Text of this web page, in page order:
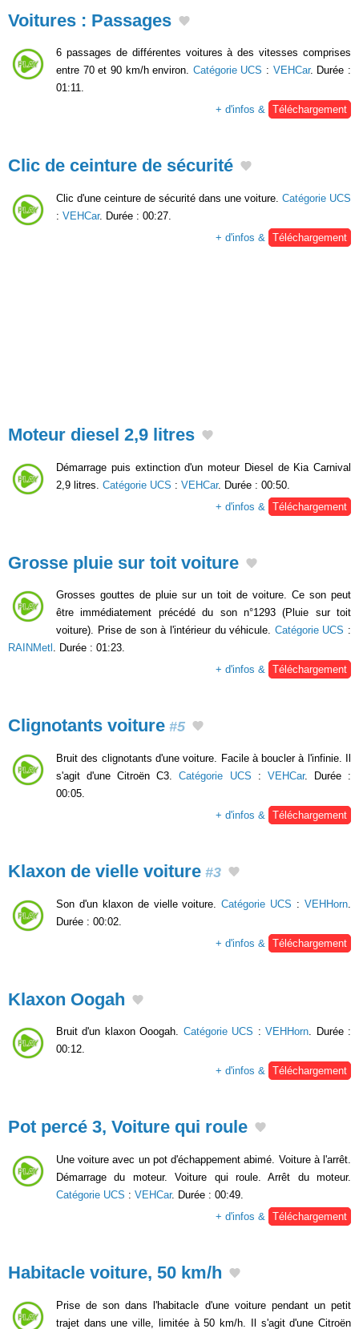
Voitures : Passages
6 passages de différentes voitures à des vitesses comprises
entre 70 et 90 km/h environ. Catégorie UCS : VEHCar. Durée :
01:11.
+ d'infos & Téléchargement
Clic de ceinture de sécurité
Clic d'une ceinture de sécurité dans une voiture. Catégorie UCS
: VEHCar. Durée : 00:27.
+ d'infos & Téléchargement
Moteur diesel 2,9 litres
Démarrage puis extinction d'un moteur Diesel de Kia Carnival
2,9 litres. Catégorie UCS : VEHCar. Durée : 00:50.
+ d'infos &
Téléchargement
Grosse pluie sur toit voiture
Grosses gouttes de pluie sur un toit de voiture. Ce son peut
être immédiatement précédé du son n°1293 (Pluie sur toit
voiture). Prise de son à l'intérieur du véhicule. Catégorie UCS :
RAINMetl . Durée : 01:23.
+ d'infos & Téléchargement
Clignotants voiture #5
Bruit des clignotants d'une voiture. Facile à boucler à l'infinie. Il
s'agit d'une Citroën C3.Catégorie UCS : VEHCar. Durée :
00:05.
+ d'infos & Téléchargement
Klaxon de vielle voiture #3
Son d'un klaxon de vielle voiture.Catégorie UCS :VEHHorn
Durée : 00:02.
+ d'infos &
Téléchargement
Klaxon Oogah
Bruit d'un klaxon Ooogah. Catégorie UCS :VEHHorn. Durée :
00:12.
+ d'infos & Téléchargement
Pot percé 3, Voiture qui roule
Une voiture avec un pot d'échappement abimé. Voiture à l'arrêt.
Démarrage du moteur. Voiture qui roule. Arrêt du moteur.
Catégorie UCS : VEHCar. Durée : 00:49.
+ d'infos & Téléchargement
Habitacle voiture, 50 km/h
Prise de son dans l'habitacle d'une voiture pendant un petit
trajet dans une ville, limitée à 50 km/h. Il s'agit d'une Citroën